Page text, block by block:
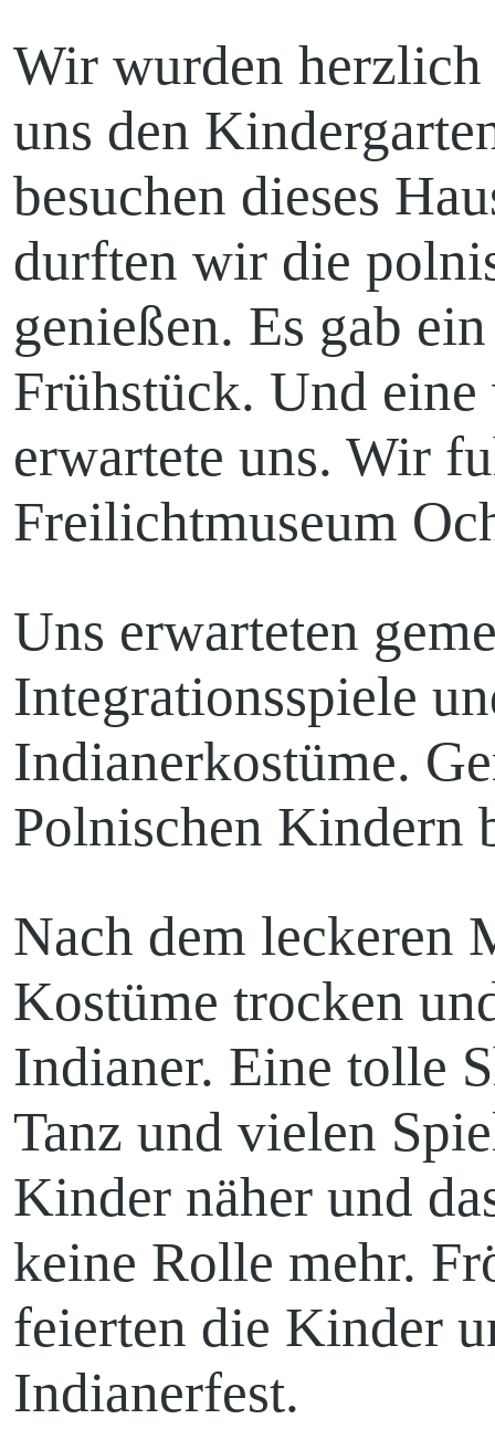
Hänchen
Kita
Pfadfinden
Wir wurden herzlich
uns den
besuchen dieses
durften wir die
genießen. Es gab
Frühstück. Und
erwartete uns. Wir
Freilichtmuseum
Uns erwarteten
Integrationsspiele
Indianerkostüme.
Polnischen Kindern
Nach dem leckeren
Kostüme trocken
Indianer. Eine tolle
Tanz und vielen
Kinder näher und
keine Rolle mehr.
feierten die Kinder
Indianerfest.